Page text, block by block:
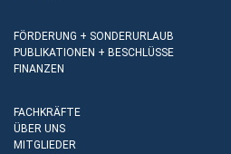
FÖRDERUNG + SONDERURLAUB
PUBLIKATIONEN + BESCHLÜSSE
FINANZEN
FACHKRÄFTE
ÜBER UNS
MITGLIEDER